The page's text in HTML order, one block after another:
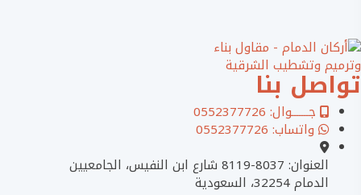
تواصل بنا
جـــــــوال: 0552377726
واتساب: 0552377726
العنوان: 8037-8119 شارع ابن النفيس، الجامعيين
الدمام 32254، السعودية